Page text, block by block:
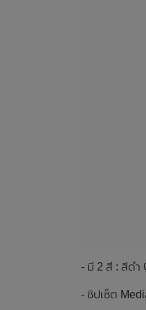
- มี 2 สี : สีดำ
- ชิปเซ็ต